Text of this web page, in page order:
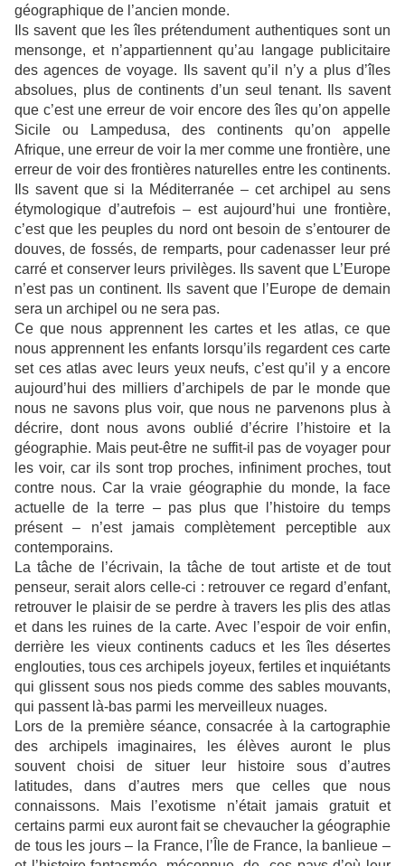
géographique de l’ancien monde.
Ils savent que les îles prétendument authentiques sont un
mensonge, et n’appartiennent qu’au langage publicitaire
des agences de voyage. Ils savent qu’il n’y a plus d’îles
absolues, plus de continents d’un seul tenant. Ils savent
que c’est une erreur de voir encore des îles qu’on appelle
Sicile ou Lampedusa, des continents qu’on appelle
Afrique, une erreur de voir la mer comme une frontière, une
erreur de voir des frontières naturelles entre les continents.
Ils savent que si la Méditerranée – cet archipel au sens
étymologique d’autrefois – est aujourd’hui une frontière,
c’est que les peuples du nord ont besoin de s’entourer de
douves, de fossés, de remparts, pour cadenasser leur pré
carré et conserver leurs privilèges. Ils savent que L’Europe
n’est pas un continent. Ils savent que l’Europe de demain
sera un archipel ou ne sera pas.
Ce que nous apprennent les cartes et les atlas, ce que
nous apprennent les enfants lorsqu’ils regardent ces carte
set ces atlas avec leurs yeux neufs, c’est qu’il y a encore
aujourd’hui des milliers d’archipels de par le monde que
nous ne savons plus voir, que nous ne parvenons plus à
décrire, dont nous avons oublié d’écrire l’histoire et la
géographie. Mais peut-être ne suffit-il pas de voyager pour
les voir, car ils sont trop proches, infiniment proches, tout
contre nous. Car la vraie géographie du monde, la face
actuelle de la terre – pas plus que l’histoire du temps
présent – n’est jamais complètement perceptible aux
contemporains.
La tâche de l’écrivain, la tâche de tout artiste et de tout
penseur, serait alors celle-ci : retrouver ce regard d’enfant,
retrouver le plaisir de se perdre à travers les plis des atlas
et dans les ruines de la carte. Avec l’espoir de voir enfin,
derrière les vieux continents caducs et les îles désertes
englouties, tous ces archipels joyeux, fertiles et inquiétants
qui glissent sous nos pieds comme des sables mouvants,
qui passent là-bas parmi les merveilleux nuages.
Lors de la première séance, consacrée à la cartographie
des archipels imaginaires, les élèves auront le plus
souvent choisi de situer leur histoire sous d’autres
latitudes, dans d’autres mers que celles que nous
connaissons. Mais l’exotisme n’était jamais gratuit et
certains parmi eux auront fait se chevaucher la géographie
de tous les jours – la France, l’Île de France, la banlieue –